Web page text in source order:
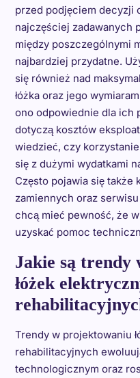
przed podjęciem decyzji
najczęściej zadawanych
między poszczególnymi
najbardziej przydatne.
się również nad
łóżka oraz jego
ono odpowiednie dla ich
dotyczą kosztów
wiedzieć, czy
się z dużymi wydatkami
Często pojawia się
zamiennych oraz
chcą mieć pewność, że
uzyskać pomoc
Jakie są trendy
łóżek
Trendy w projektowaniu
rehabilitacyjnych
technologicznym oraz